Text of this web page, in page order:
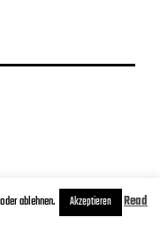
ablehnen. Akzeptieren
Read